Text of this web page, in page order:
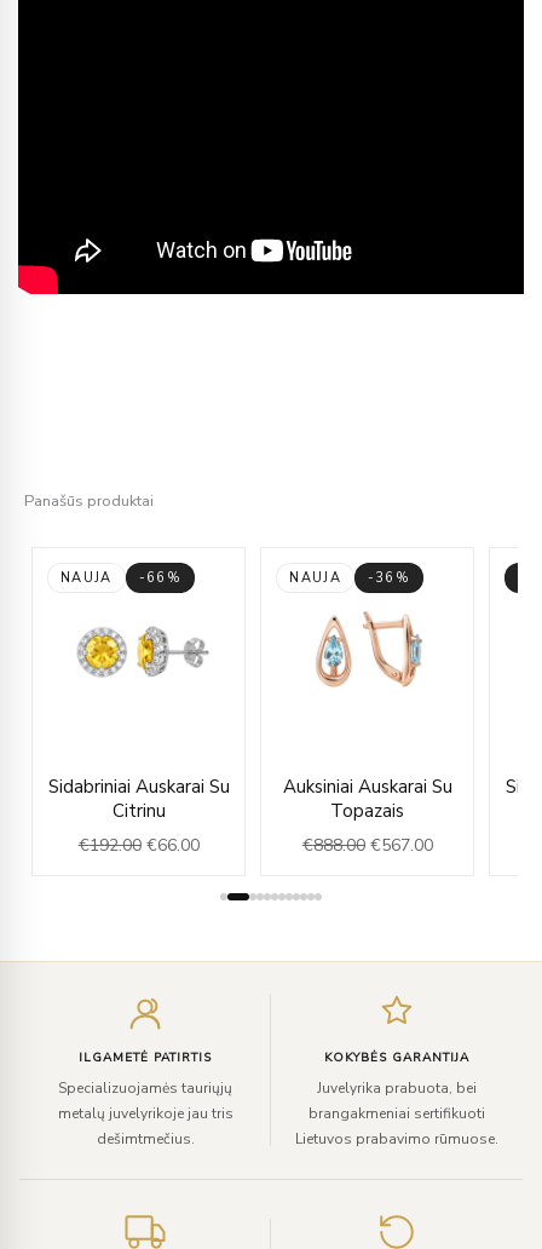
Panašūs produktai
NAUJA -66%
Sidabriniai Auskarai Su
Citrinu
€192.00
price
was:
€192.00.
€66.00
price
€66.00.
NAUJA -36%
Auksiniai Auskarai Su
Topazais
€888.00
price
was:
€888.00.
€567.00
price
€567.00.
ILGAMETĖ PATIRTIS
Specializuojamės tauriųjų
metalų juvelyrikoje jau tris
dešimtmečius.
KOKYBĖS GARANTIJA
Juvelyrika prabuota, bei
brangakmeniai sertifikuoti
Lietuvos prabavimo rūmuose.